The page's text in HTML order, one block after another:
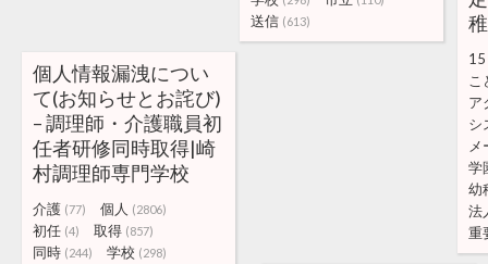
送信 (613)
15
こ
ア
シ
メ
学
幼
法
重
個人情報漏洩につい
て(お知らせとお詫び)
– 調理師・介護職員初
任者研修同時取得|崎
村調理師専門学校
介護 (77) 個人 (2806)
初任 (4) 取得 (857)
同時 (244) 学校 (298)